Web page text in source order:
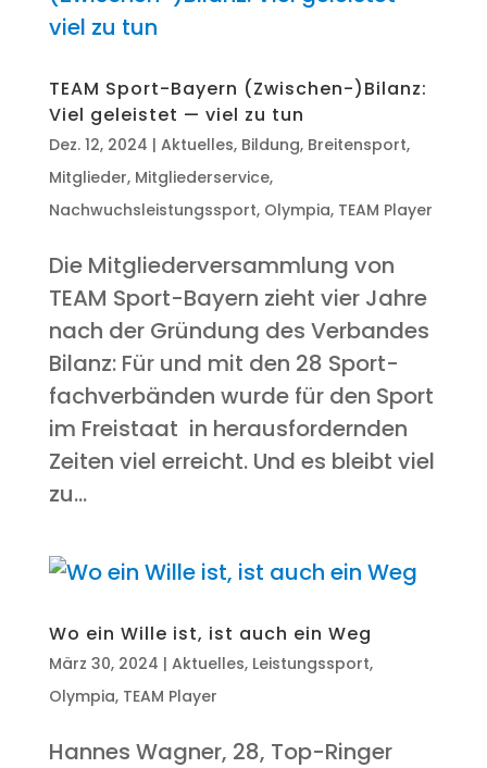
TEAM Sport-Bay­ern (Zwischen-)Bilanz:
Viel geleis­tet — viel zu tun
Dez. 12, 2024 | Aktuelles, Bildung, Breitensport,
Mitglieder, Mitgliederservice,
Nachwuchsleistungssport, Olympia, TEAM Player
Die Mit­glie­der­ver­samm­lung von
TEAM Sport-Bay­ern zieht vier Jah­re
nach der Grün­dung des Ver­ban­des
Bilanz: Für und mit den 28 Sport­
fach­ver­bän­den wur­de für den Sport
im Frei­staat in her­aus­for­dern­den
Zei­ten viel erreicht. Und es bleibt viel
zu...
Wo ein Wil­le ist, ist auch ein Weg
März 30, 2024 | Aktuelles, Leistungssport,
Olympia, TEAM Player
Han­nes Wag­ner, 28, Top-Rin­ger